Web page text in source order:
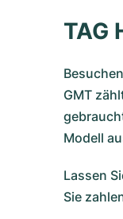
TAG
GMT
Modell
Lassen
Sie